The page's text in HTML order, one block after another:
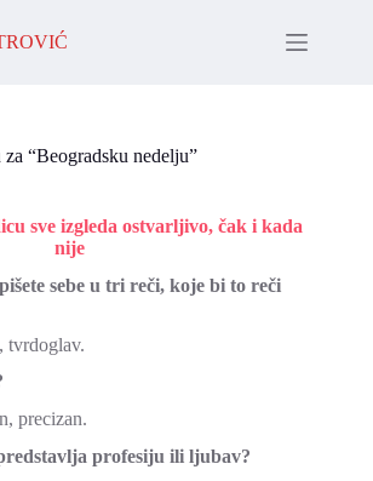
“Beogradsku nedelju”
sve izgleda ostvarljivo, čak i kada
nije
sebe u tri reči, koje bi to reči
tvrdoglav.
precizan.
profesiju ili ljubav?